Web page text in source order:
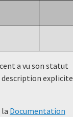
a vu son statut
description explicite
la Documentation